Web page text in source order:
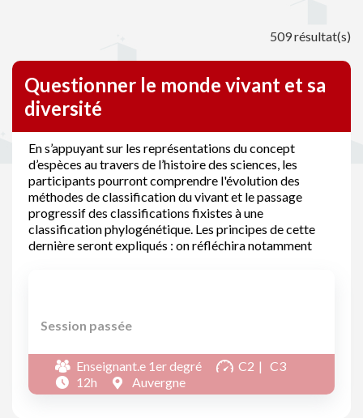
509 résultat(s)
Questionner le monde vivant et sa
diversité
En s’appuyant sur les représentations du concept
d’espèces au travers de l’histoire des sciences, les
participants pourront comprendre l'évolution des
méthodes de classification du vivant et le passage
progressif des classifications fixistes à une
classification phylogénétique. Les principes de cette
dernière seront expliqués : on réfléchira notamment
Session passée
Enseignant.e 1er degré C2
C3
12h
Auvergne